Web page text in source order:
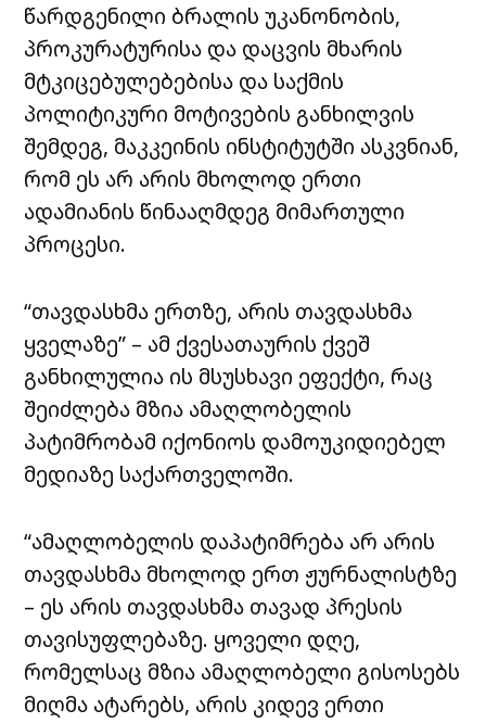
წარდგენილი ბრალის უკანონობის,
პროკურატურისა და დაცვის მხარის
მტკიცებულებებისა და საქმის
პოლიტიკური მოტივების განხილვის
შემდეგ, მაკკეინის ინსტიტუტში ასკვნიან,
რომ ეს არ არის მხოლოდ ერთი
ადამიანის წინააღმდეგ მიმართული
პროცესი.
“თავდასხმა ერთზე, არის თავდასხმა
ყველაზე” – ამ ქვესათაურის ქვეშ
განხილულია ის მსუსხავი ეფექტი, რაც
შეიძლება მზია ამაღლობელის
პატიმრობამ იქონიოს დამოუკიდიებელ
მედიაზე საქართველოში.
“ამაღლობელის დაპატიმრება არ არის
თავდასხმა მხოლოდ ერთ ჟურნალისტზე
– ეს არის თავდასხმა თავად პრესის
თავისუფლებაზე. ყოველი დღე,
რომელსაც მზია ამაღლობელი გისოსებს
მიღმა ატარებს, არის კიდევ ერთი